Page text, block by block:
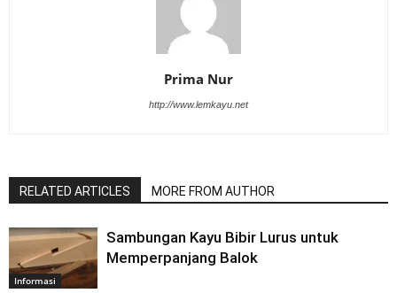
Prima Nur
http://www.lemkayu.net
RELATED ARTICLES MORE FROM AUTHOR
Informasi
Sambungan Kayu Bibir Lurus untuk
Memperpanjang Balok